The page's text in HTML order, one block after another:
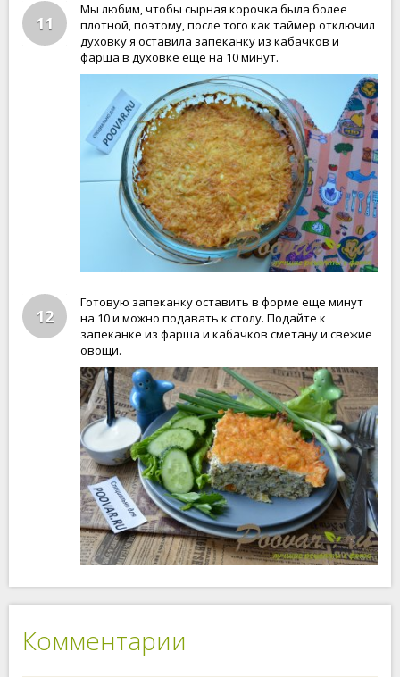
11
Мы любим, чтобы сырная корочка была более
плотной, поэтому, после того как таймер отключил
духовку я оставила запеканку из кабачков и
фарша в духовке еще на 10 минут.
12
Готовую запеканку оставить в форме еще минут
на 10 и можно подавать к столу. Подайте к
запеканке из фарша и кабачков сметану и свежие
овощи.
Комментарии